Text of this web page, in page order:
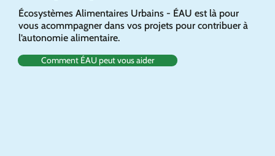
Écosystèmes Alimentaires Urbains - ÉAU est là pour
vous acommpagner dans vos projets pour contribuer à
l’autonomie alimentaire.
Comment ÉAU peut vous aider